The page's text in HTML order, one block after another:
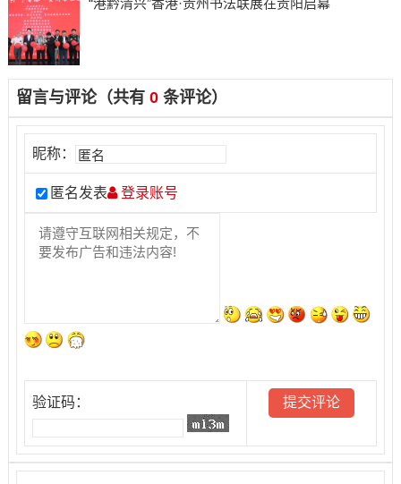
留言与评论（共有 0条评论）
昵称：
匿名发表 登录账号
验证码：